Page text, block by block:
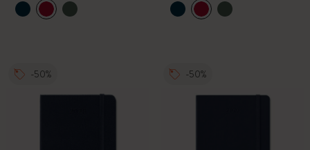
-50% -50%